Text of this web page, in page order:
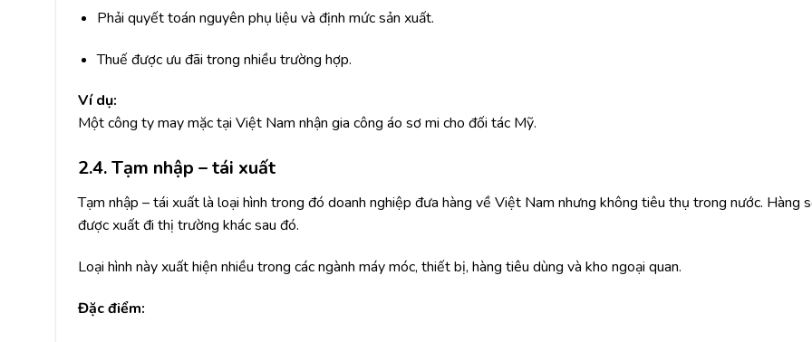
Phải quyết toán nguyên phụ liệu và định mức sản xuất.
Thuế được ưu đãi trong nhiều trường hợp.
Ví dụ:
Một công ty may mặc tại Việt Nam nhận gia công áo sơ mi cho đối tác Mỹ.
2.4. Tạm nhập – tái xuất
Tạm nhập – tái xuất là loại hình trong đó doanh nghiệp đưa hàng về Việt Nam nhưng không tiêu thụ trong nước. Hàng
được xuất đi thị trường khác sau đó.
Loại hình này xuất hiện nhiều trong các ngành máy móc, thiết bị, hàng tiêu dùng và kho ngoại quan.
Đặc điểm: